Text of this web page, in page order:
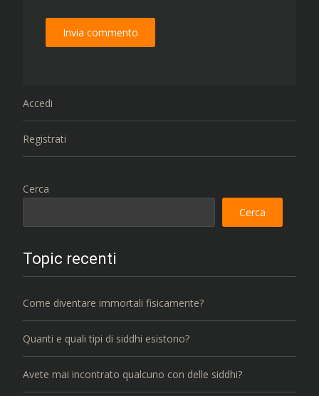
Accedi
Registrati
Cerca
Cerca
Topic recenti
Come diventare immortali fisicamente?
Quanti e quali tipi di siddhi esistono?
Avete mai incontrato qualcuno con delle siddhi?